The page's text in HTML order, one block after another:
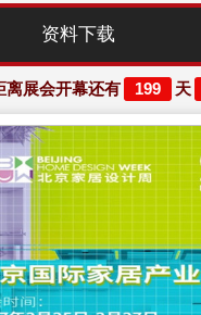
资料下载
离展会开幕还有 199 天